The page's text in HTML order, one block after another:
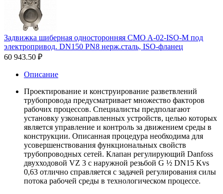
Задвижка шиберная односторонняя CMO A-02-ISO-M под
электропривод. DN150 PN8 нерж.сталь, ISO-фланец
60 943.50 ₽
Описание
Проектирование и конструирование разветвлений
трубопровода предусматривает множество факторов
рабочих процессов. Специалисты предполагают
установку узконаправленных устройств, целью которых
является управление и контроль за движением среды в
конструкции. Описанная процедура необходима для
усовершенствования функциональных свойств
трубопроводных сетей. Клапан регулирующий Danfoss
двухходовой VZ 3 c наружной резьбой G ½ DN15 Kvs
0,63 отлично справляется с задачей регулирования силы
потока рабочей среды в технологическом процессе.